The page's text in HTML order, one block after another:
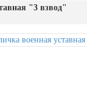
"3 взвод"